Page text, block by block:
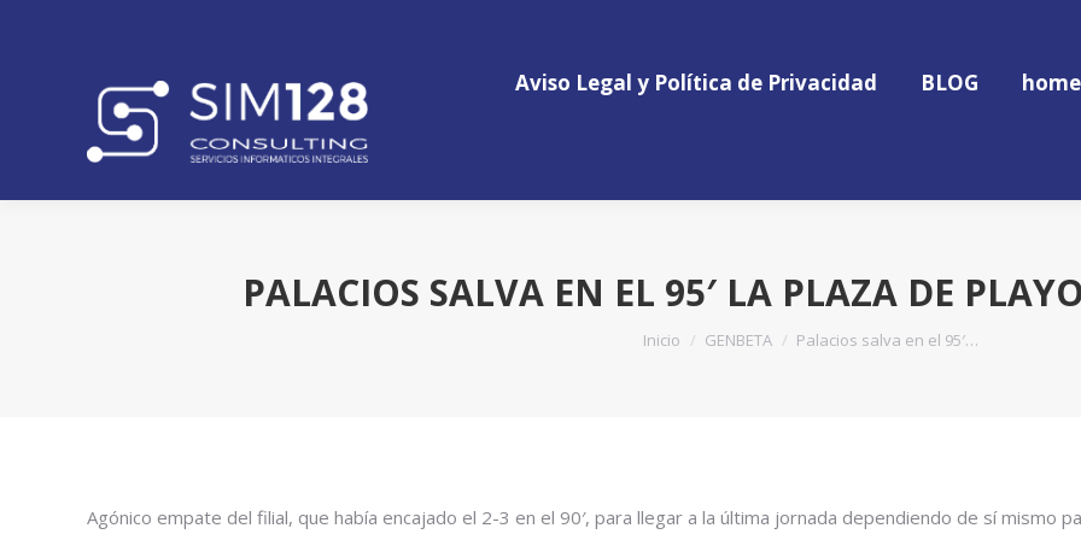
Aviso Legal y Política de Privacidad BLOG home
PALACIOS SALVA EN EL 95′ LA PLAZA DE
Estás aquí:
Inicio GENBETA Palacios salva en el 95′…
Agónico empate del filial, que había encajado el 2-3 en el 90′, para llegar a la última jornada dependiendo de sí mismo